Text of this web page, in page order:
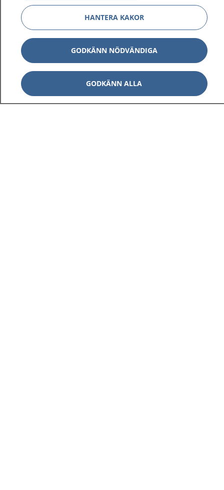
HANTERA KAKOR
GODKÄNN NÖDVÄNDIGA
GODKÄNN ALLA